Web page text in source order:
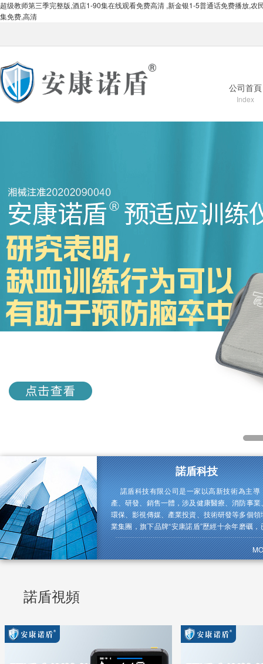
超级教师第三季完整版,酒店1-90集在线观看免费高清 ,新金银1-5普通话免费播放,
集免费,高清
公司首頁
Index
諾盾科技
諾盾科技有限公司是一家以高新技術為主導
產、研發、銷售一體，涉及健康醫療、消防事業
環保、影視傳媒、產業投資、技術研發等多個領
業集團，旗下品牌“安康諾盾”歷經十余年磨礪，
我國安全健康行業的“佼佼者”。
諾盾視頻